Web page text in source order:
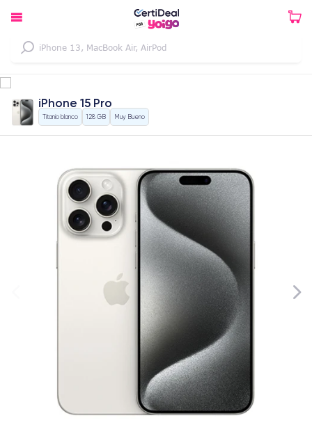
iPhone 15 Pro
Titanio blanco 128 GB Muy Bueno